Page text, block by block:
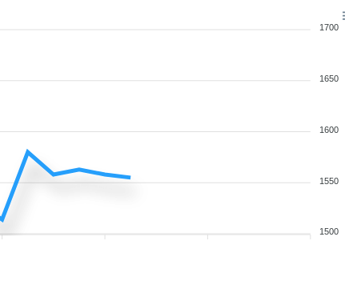
1700
1650
1600
1550
1500